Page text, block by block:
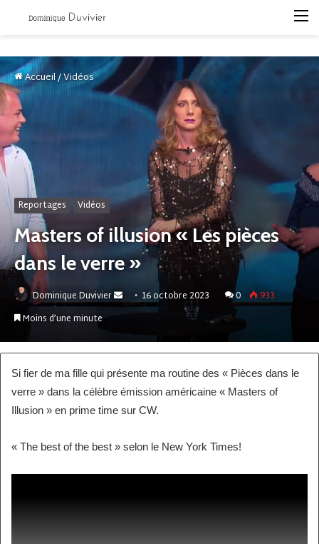
Accueil/Vidéos
Reportages Vidéos
Masters of illusion « Les pièces
dans le verre »
Dominique Duvivier
Envoyer16 octobre 2023 0
933
Moins d’une minute
Si fier de ma fille qui présente ma routine des « Pièces dans le
verre » dans la célèbre émission américaine « Masters of
Illusion » en prime time sur CW.
« The best of the best » selon le New York Times!